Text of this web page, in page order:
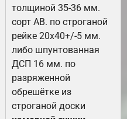
толщиной 35-36 мм.
сорт АВ. по строганой
рейке 20х40+/-5 мм.
либо шпунтованная
ДСП 16 мм. по
разряженной
обрешётке из
строганой доски